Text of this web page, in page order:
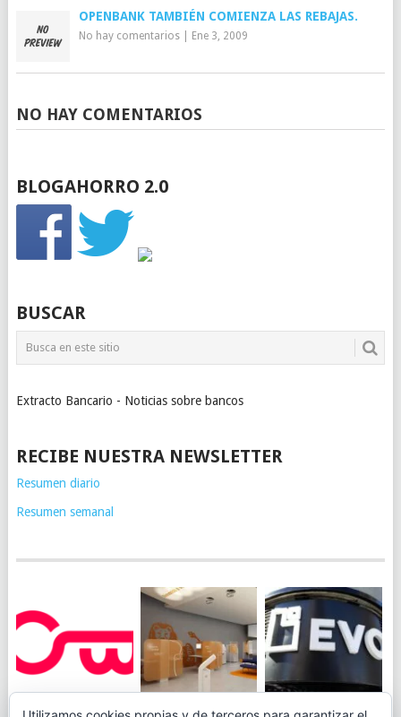
OPENBANK TAMBIÉN COMIENZA LAS REBAJAS.
No hay comentarios| Ene 3, 2009
NO HAY COMENTARIOS
BLOGAHORRO 2.0
BUSCAR
Extracto Bancario - Noticias sobre bancos
RECIBE NUESTRA NEWSLETTER
Resumen diario
Resumen semanal
JUEGA AL EVO BANK